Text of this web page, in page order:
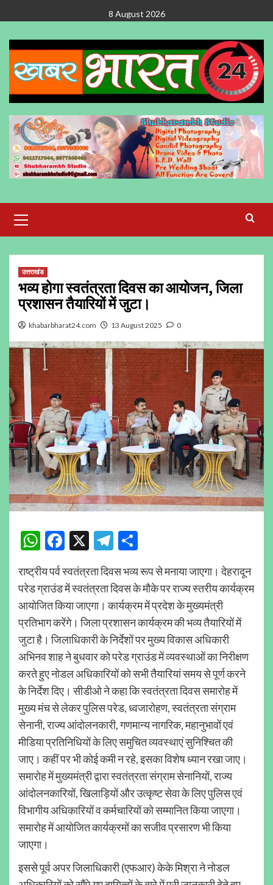
to
content
8 August 2026
Menu
उत्तराखंड
भव्य होगा स्वतंत्रता दिवस का आयोजन, जिला
प्रशासन तैयारियों में जुटा।
khabarbharat24.com 13 August 2025 0
WhatsApp
Facebook
X Telegram
राष्ट्रीय पर्व स्वतंत्रता दिवस भव्य रूप से मनाया जाएगा। देहरादून
परेड ग्राउंड में स्वतंत्रता दिवस के मौके पर राज्य स्तरीय कार्यक्रम
आयोजित किया जाएगा। कार्यक्रम में प्रदेश के मुख्यमंत्री
प्रतिभाग करेंगे। जिला प्रशासन कार्यक्रम की भव्य तैयारियों में
जुटा है। जिलाधिकारी के निर्देशों पर मुख्य विकास अधिकारी
अभिनव शाह ने बुधवार को परेड ग्राउंड में व्यवस्थाओं का निरीक्षण
करते हुए नोडल अधिकारियों को सभी तैयारियां समय से पूर्ण करने
के निर्देश दिए। सीडीओ ने कहा कि स्वतंत्रता दिवस समारोह में
मुख्य मंच से लेकर पुलिस परेड, ध्वजारोहण, स्वतंत्रता संग्राम
सेनानी, राज्य आंदोलनकारी, गणमान्य नागरिक, महानुभावों एवं
मीडिया प्रतिनिधियों के लिए समुचित व्यवस्थाएं सुनिश्चित की
जाए। कहीं पर भी कोई कमी न रहे, इसका विशेष ध्यान रखा जाए।
समारोह में मुख्यमंत्री द्वारा स्वतंत्रता संग्राम सेनानियों, राज्य
आंदोलनकारियों, खिलाड़ियों और उत्कृष्ट सेवा के लिए पुलिस एवं
विभागीय अधिकारियों व कर्मचारियों को सम्मानित किया जाएगा।
समारोह में आयोजित कार्यक्रमों का सजीव प्रसारण भी किया
जाएगा।
इससे पूर्व अपर जिलाधिकारी (एफआर) केके मिश्रा ने नोडल